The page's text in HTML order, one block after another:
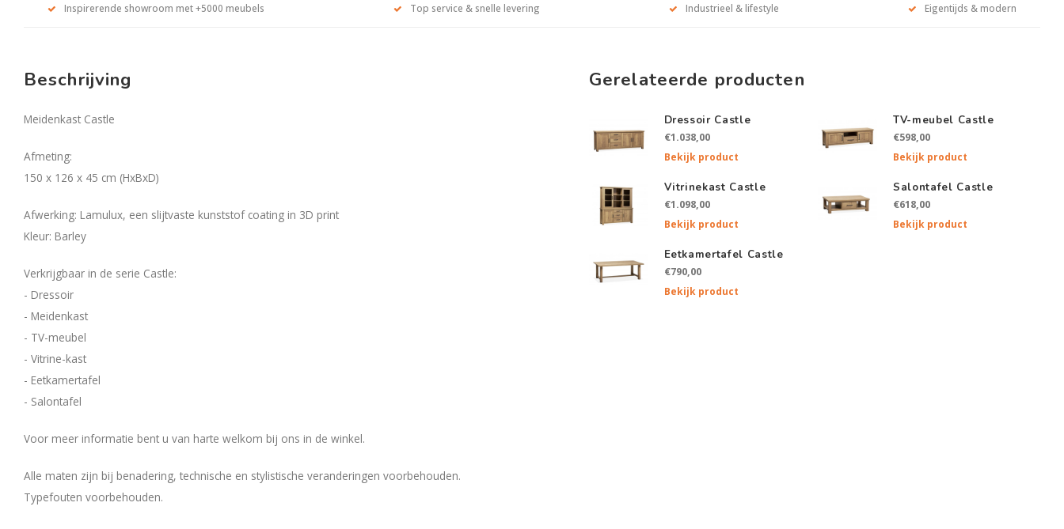
Inspirerende showroom met +5000 meubels Top service & snelle levering Industrieel & lifestyle Eigentijds & modern
Beschrijving
Meidenkast Castle
Afmeting:
150 x 126 x 45 cm (HxBxD)
Afwerking: Lamulux, een slijtvaste kunststof coating in 3D print
Kleur: Barley
Verkrijgbaar in de serie Castle:
- Dressoir
- Meidenkast
- TV-meubel
- Vitrine-kast
- Eetkamertafel
- Salontafel
Voor meer informatie bent u van harte welkom bij ons in de winkel.
Alle maten zijn bij benadering, technische en stylistische veranderingen voorbehouden.
Typefouten voorbehouden.
Gerelateerde producten
Dressoir Castle
€1.038,00
Bekijk product
TV-meubel Castle
€598,00
Bekijk product
Vitrinekast Castle
€1.098,00
Bekijk product
Salontafel Castle
€618,00
Bekijk product
Eetkamertafel Castle
€790,00
Bekijk product